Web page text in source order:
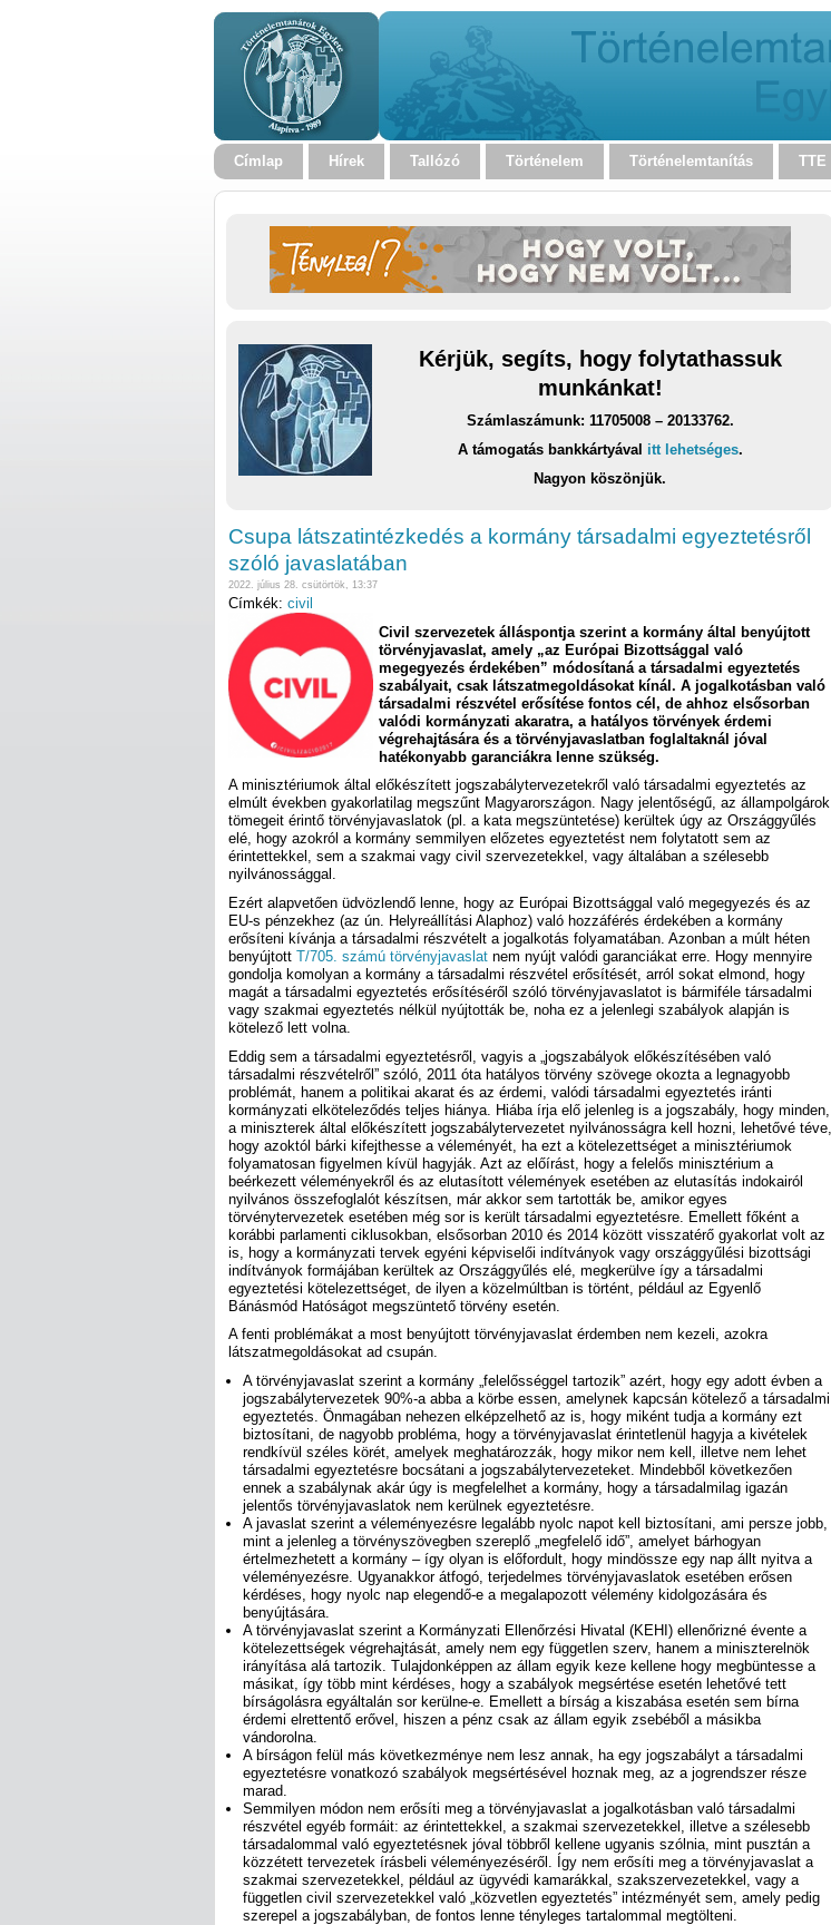
Címlap Hírek Tallózó Történelem Történelemtanítás TTE
Kérjük, segíts, hogy folytathassuk
munkánkat!
Számlaszámunk: 11705008 – 20133762.
A támogatás bankkártyával itt lehetséges.
Nagyon köszönjük.
Csupa látszatintézkedés a kormány társadalmi egyeztetésről
szóló javaslatában
2022. július 28. csütörtök, 13:37
Címkék: civil
Civil szervezetek álláspontja szerint a kormány által benyújtott
törvényjavaslat, amely „az Európai Bizottsággal való
megegyezés érdekében” módosítaná a társadalmi egyeztetés
szabályait, csak látszatmegoldásokat kínál. A jogalkotásban való
társadalmi részvétel erősítése fontos cél, de ahhoz elsősorban
valódi kormányzati akaratra, a hatályos törvények érdemi
végrehajtására és a törvényjavaslatban foglaltaknál jóval
hatékonyabb garanciákra lenne szükség.
A minisztériumok által előkészített jogszabálytervezetekről való társadalmi egyeztetés az
elmúlt években gyakorlatilag megszűnt Magyarországon. Nagy jelentőségű, az állampolgárok
tömegeit érintő törvényjavaslatok (pl. a kata megszüntetése) kerültek úgy az Országgyűlés
elé, hogy azokról a kormány semmilyen előzetes egyeztetést nem folytatott sem az
érintettekkel, sem a szakmai vagy civil szervezetekkel, vagy általában a szélesebb
nyilvánossággal.
Ezért alapvetően üdvözlendő lenne, hogy az Európai Bizottsággal való megegyezés és az
EU-s pénzekhez (az ún. Helyreállítási Alaphoz) való hozzáférés érdekében a kormány
erősíteni kívánja a társadalmi részvételt a jogalkotás folyamatában. Azonban a múlt héten
benyújtott T/705. számú törvényjavaslat nem nyújt valódi garanciákat erre. Hogy mennyire
gondolja komolyan a kormány a társadalmi részvétel erősítését, arról sokat elmond, hogy
magát a társadalmi egyeztetés erősítéséről szóló törvényjavaslatot is bármiféle társadalmi
vagy szakmai egyeztetés nélkül nyújtották be, noha ez a jelenlegi szabályok alapján is
kötelező lett volna.
Eddig sem a társadalmi egyeztetésről, vagyis a „jogszabályok előkészítésében való
társadalmi részvételről” szóló, 2011 óta hatályos törvény szövege okozta a legnagyobb
problémát, hanem a politikai akarat és az érdemi, valódi társadalmi egyeztetés iránti
kormányzati elköteleződés teljes hiánya. Hiába írja elő jelenleg is a jogszabály, hogy minden,
a miniszterek által előkészített jogszabálytervezetet nyilvánosságra kell hozni, lehetővé téve,
hogy azoktól bárki kifejthesse a véleményét, ha ezt a kötelezettséget a minisztériumok
folyamatosan figyelmen kívül hagyják. Azt az előírást, hogy a felelős minisztérium a
beérkezett véleményekről és az elutasított vélemények esetében az elutasítás indokairól
nyilvános összefoglalót készítsen, már akkor sem tartották be, amikor egyes
törvénytervezetek esetében még sor is került társadalmi egyeztetésre. Emellett főként a
korábbi parlamenti ciklusokban, elsősorban 2010 és 2014 között visszatérő gyakorlat volt az
is, hogy a kormányzati tervek egyéni képviselői indítványok vagy országgyűlési bizottsági
indítványok formájában kerültek az Országgyűlés elé, megkerülve így a társadalmi
egyeztetési kötelezettséget, de ilyen a közelmúltban is történt, például az Egyenlő
Bánásmód Hatóságot megszüntető törvény esetén.
A fenti problémákat a most benyújtott törvényjavaslat érdemben nem kezeli, azokra
látszatmegoldásokat ad csupán.
A törvényjavaslat szerint a kormány „felelősséggel tartozik” azért, hogy egy adott évben a
jogszabálytervezetek 90%-a abba a körbe essen, amelynek kapcsán kötelező a társadalmi
egyeztetés. Önmagában nehezen elképzelhető az is, hogy miként tudja a kormány ezt
biztosítani, de nagyobb probléma, hogy a törvényjavaslat érintetlenül hagyja a kivételek
rendkívül széles körét, amelyek meghatározzák, hogy mikor nem kell, illetve nem lehet
társadalmi egyeztetésre bocsátani a jogszabálytervezeteket. Mindebből következően
ennek a szabálynak akár úgy is megfelelhet a kormány, hogy a társadalmilag igazán
jelentős törvényjavaslatok nem kerülnek egyeztetésre.
A javaslat szerint a véleményezésre legalább nyolc napot kell biztosítani, ami persze jobb,
mint a jelenleg a törvényszövegben szereplő „megfelelő idő”, amelyet bárhogyan
értelmezhetett a kormány – így olyan is előfordult, hogy mindössze egy nap állt nyitva a
véleményezésre. Ugyanakkor átfogó, terjedelmes törvényjavaslatok esetében erősen
kérdéses, hogy nyolc nap elegendő-e a megalapozott vélemény kidolgozására és
benyújtására.
A törvényjavaslat szerint a Kormányzati Ellenőrzési Hivatal (KEHI) ellenőrizné évente a
kötelezettségek végrehajtását, amely nem egy független szerv, hanem a miniszterelnök
irányítása alá tartozik. Tulajdonképpen az állam egyik keze kellene hogy megbüntesse a
másikat, így több mint kérdéses, hogy a szabályok megsértése esetén lehetővé tett
bírságolásra egyáltalán sor kerülne-e. Emellett a bírság a kiszabása esetén sem bírna
érdemi elrettentő erővel, hiszen a pénz csak az állam egyik zsebéből a másikba
vándorolna.
A bírságon felül más következménye nem lesz annak, ha egy jogszabályt a társadalmi
egyeztetésre vonatkozó szabályok megsértésével hoznak meg, az a jogrendszer része
marad.
Semmilyen módon nem erősíti meg a törvényjavaslat a jogalkotásban való társadalmi
részvétel egyéb formáit: az érintettekkel, a szakmai szervezetekkel, illetve a szélesebb
társadalommal való egyeztetésnek jóval többről kellene ugyanis szólnia, mint pusztán a
közzétett tervezetek írásbeli véleményezéséről. Így nem erősíti meg a törvényjavaslat a
szakmai szervezetekkel, például az ügyvédi kamarákkal, szakszervezetekkel, vagy a
független civil szervezetekkel való „közvetlen egyeztetés” intézményét sem, amely pedig
szerepel a jogszabályban, de fontos lenne tényleges tartalommal megtölteni.